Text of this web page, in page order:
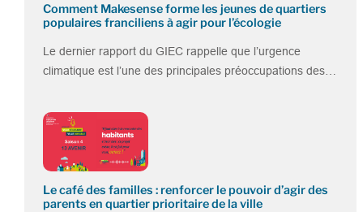
Comment Makesense forme les jeunes de quartiers
populaires franciliens à agir pour l’écologie
Le dernier rapport du GIEC rappelle que l’urgence
climatique est l’une des principales préoccupations des…
Le café des familles : renforcer le pouvoir d’agir des
parents en quartier prioritaire de la ville